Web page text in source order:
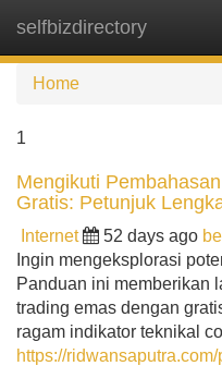
selfbizdirectory
Home
1
Mengikuti
Gratis: Petunjuk
Internet 52 days ago
Ingin mengeksplorasi
Panduan ini memberikan
trading emas dengan
ragam indikator teknikal
https://